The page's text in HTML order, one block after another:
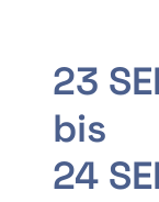
23
bis
24